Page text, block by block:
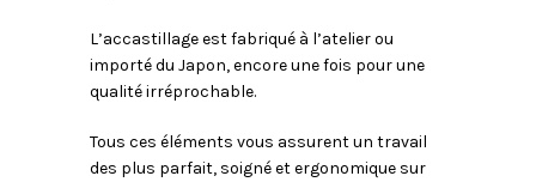
L’accastillage est fabriqué à l’atelier ou
importé du Japon, encore une fois pour une
qualité irréprochable.
Tous ces éléments vous assurent un travail
des plus parfait, soigné et ergonomique sur